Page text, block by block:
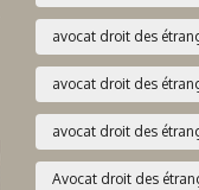
avocat droit des
avocat droit des
avocat droit des
Avocat droit des